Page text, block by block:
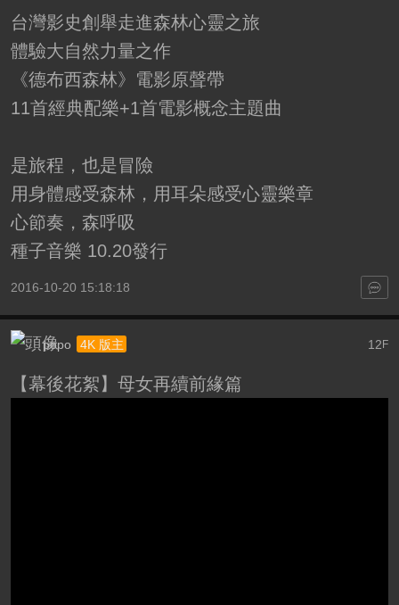
台灣影史創舉走進森林心靈之旅
體驗大自然力量之作
《德布西森林》電影原聲帶
11首經典配樂+1首電影概念主題曲
是旅程，也是冒險
用身體感受森林，用耳朵感受心靈樂章
心節奏，森呼吸
種子音樂 10.20發行
2016-10-20 15:18:18
12F
popo 4K 版主
【幕後花絮】母女再續前緣篇